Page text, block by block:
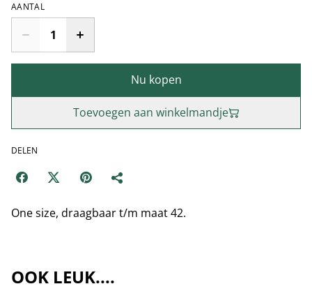
AANTAL
Nu kopen
Toevoegen aan winkelmandje
DELEN
One size, draagbaar t/m maat 42.
OOK LEUK....